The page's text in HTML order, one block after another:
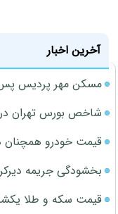
آخرین اخبار
مسکن مهر پردیس پس از ۱۷ سال هنوز
شاخص بورس تهران در
قیمت خودرو همچنان
بخشودگی جریمه
قیمت سکه و طلا یکشنبه 18 مرداد